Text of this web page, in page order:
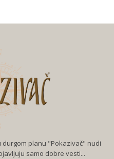
planu "Pokazivač" nudi
samo dobre vesti...